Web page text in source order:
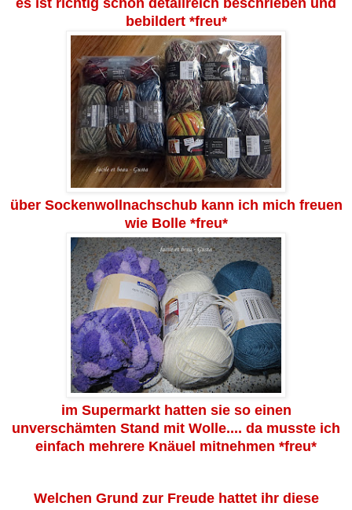
es ist richtig schön detailreich beschrieben und
bebildert *freu*
über Sockenwollnachschub kann ich mich freuen
wie Bolle *freu*
im Supermarkt hatten sie so einen
unverschämten Stand mit Wolle.... da musste ich
einfach mehrere Knäuel mitnehmen *freu*
Welchen Grund zur Freude hattet ihr diese